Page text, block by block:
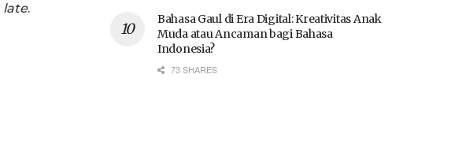
late.
Bahasa Gaul di Era Digital: Kreativitas Anak
Muda atau Ancaman bagi Bahasa
Indonesia?
73 SHARES